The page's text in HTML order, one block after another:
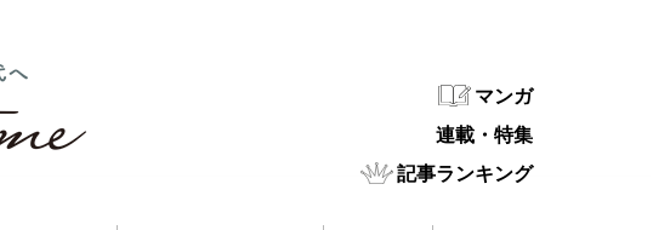
マンガ
連載・特集
記事ランキング